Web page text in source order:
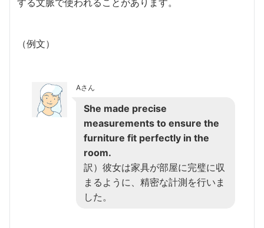
（例文）
Aさん
She made precise
measurements to ensure the
furniture fit perfectly in the
room.
訳）彼女は家具が部屋に完璧に収
まるように、精密な計測を行いま
した。